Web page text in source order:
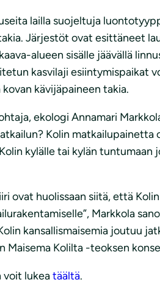
lailla suojeltuja
Järjestöt ovat esittäneet
alueen sisälle jäävällä
kasvilaji esiintymispaikat
kävijäpaineen takia.
ekologi Annamari
Kolin matkailupainetta
kylälle tai kylän tuntumaan
huolissaan siitä, että
Markkola
kansallismaisemia joutuu
Kolilta -teoksen
voit lukeatäältä.